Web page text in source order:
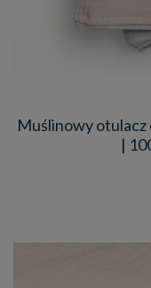
Muślinowy otulacz
|